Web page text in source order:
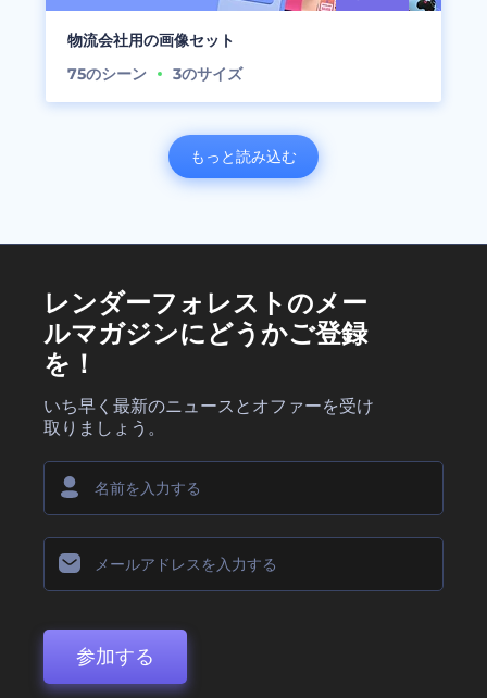
物流会社用の画像セット
75のシーン 3のサイズ
もっと読み込む
レンダーフォレストのメー
ルマガジンにどうかご登録
を！
いち早く最新のニュースとオファーを受け
取りましょう。
参加する